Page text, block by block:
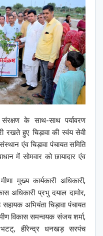
के साथ-साथ पर्यावरण
रखते हुए चिड़ावा की स्वंय सेवी
एंव चिड़ावा पंचायत समिति
में सोमवार को छायादार एंव
मुख्य कार्यकारी अधिकारी,
अधिकारी प्रभु दयाल दामोर,
अभियंता चिड़ावा पंचायत
विकास समन्वयक संजय शर्मा,
हीरेन्द्र धनखड़ सरपंच